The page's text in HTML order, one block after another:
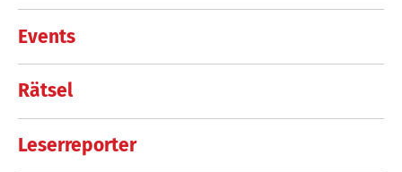
Events
Rätsel
Leserreporter